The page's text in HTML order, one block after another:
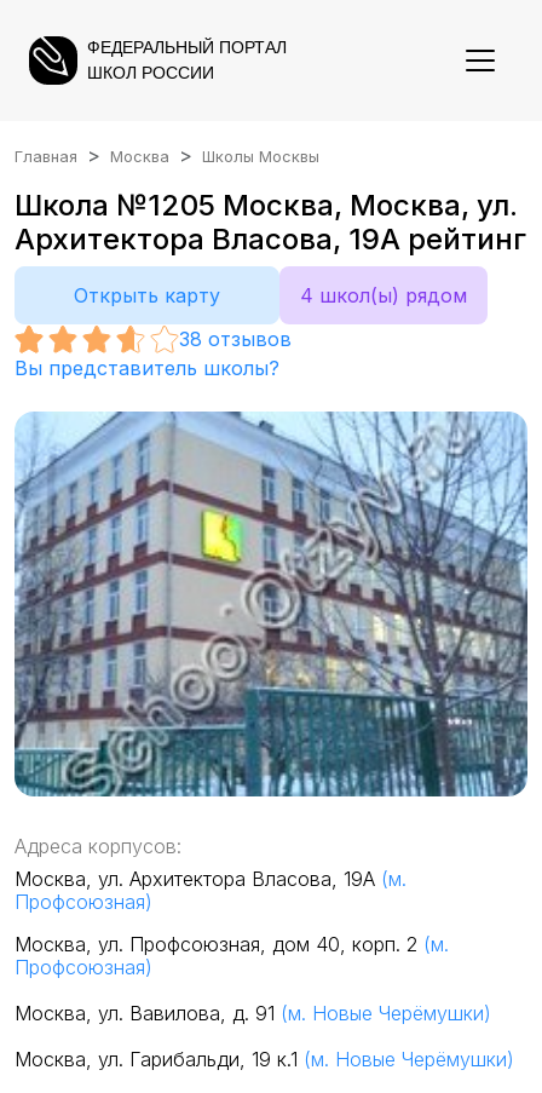
ФЕДЕРАЛЬНЫЙ ПОРТАЛ
ШКОЛ РОССИИ
Главная Москва Школы Москвы
Школа №1205 Москва, Москва, ул.
Архитектора Власова, 19А рейтинг
Открыть карту
4 школ(ы) рядом
38 отзывов
Вы представитель школы?
Адреса корпусов:
Москва, ул. Архитектора Власова, 19А (м.
Профсоюзная)
Москва, ул. Профсоюзная, дом 40, корп. 2 (м.
Профсоюзная)
Москва, ул. Вавилова, д. 91 (м. Новые Черёмушки)
Москва, ул. Гарибальди, 19 к.1 (м. Новые Черёмушки)